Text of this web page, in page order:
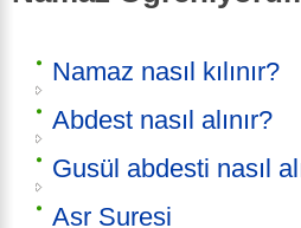
Namaz nasıl kılınır?
Abdest nasıl alınır?
Gusül abdesti nasıl
Asr Suresi